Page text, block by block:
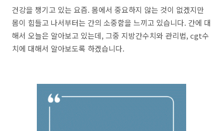
건강을 챙기고 있는 요즘. 몸에서 중요하지 않는 것이 없겠지만
몸이 힘들고 나서부터는 간의 소중함을 느끼고 있습니다. 간에 대
해서 오늘은 알아보고 있는데, 그중 지방간수치와 관리법, cgt수
치에 대해서 알아보도록 하겠습니다.